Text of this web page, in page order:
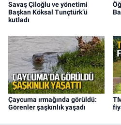
Savaş Çiloğlu ve yönetimi
Başkan Köksal Tunçtürk’ü
kutladı
Çaycuma ırmağında görüldü:
Görenler şaşkınlık yaşadı